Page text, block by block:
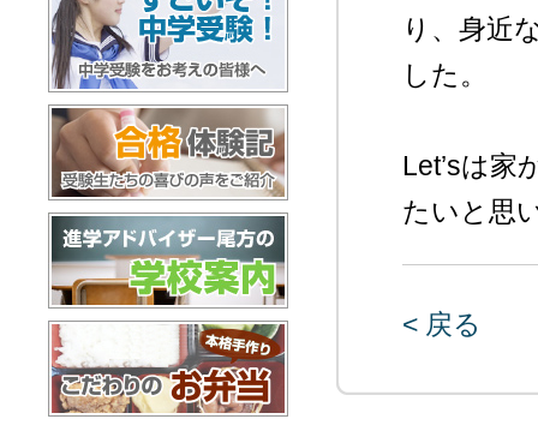
り、身近
した。
Let’sは家
たいと思
< 戻る
すごいぞ！中学受験
合格体験記
進学アドバイザー尾方の学校案内